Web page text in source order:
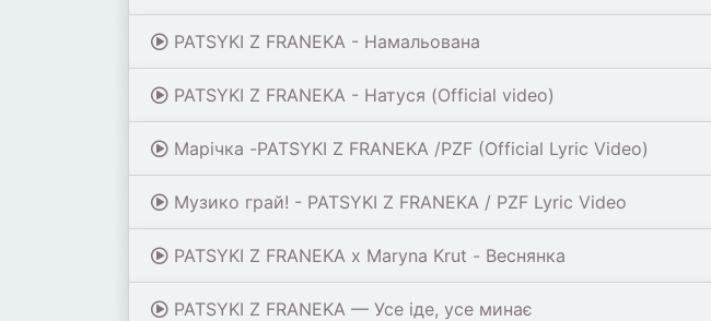
PATSYKI Z FRANEKA - Намальована
PATSYKI Z FRANEKA - Натуся (Official video)
Марічка -PATSYKI Z FRANEKA /PZF (Official Lyric Video)
Музико грай! - PATSYKI Z FRANEKA / PZF Lyric Video
PATSYKI Z FRANEKA х Maryna Krut - Веснянка
PATSYKI Z FRANEKA — Усе іде, усе минає